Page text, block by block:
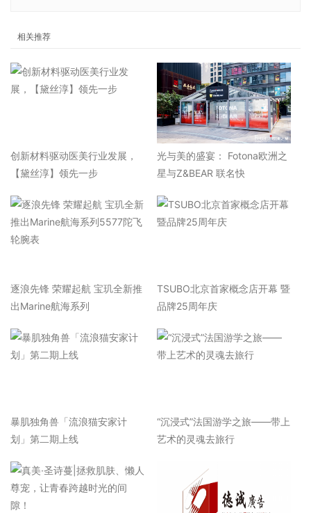
相关推荐
​创新材料驱动医美行业发展，
【黛丝淳】领先一步
光与美的盛宴： Fotona欧洲之
星与Z&BEAR 联名快
逐浪先锋 荣耀起航 宝玑全新推
出Marine航海系列
TSUBO北京首家概念店开幕 暨
品牌25周年庆
暴肌独角兽「流浪猫安家计
划」第二期上线
“沉浸式”法国游学之旅——带上
艺术的灵魂去旅行